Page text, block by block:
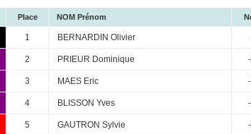
Place NOM Prénom
1 BERNARDIN Olivier
2 PRIEUR Dominique
3 MAES Eric
4 BLISSON Yves
5 GAUTRON Sylvie